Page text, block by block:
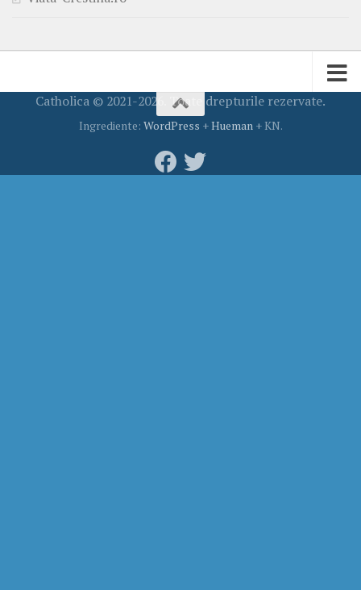
Catholica © 2021-2026. Toate drepturile rezervate.
Ingrediente: WordPress +Hueman+ KN.